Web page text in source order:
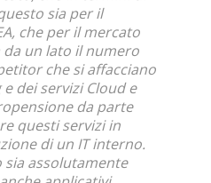
sia per il
che per il mercato
un lato il numero
che si affacciano
dei servizi Cloud e
da parte
questi servizi in
di un IT interno.
assolutamente